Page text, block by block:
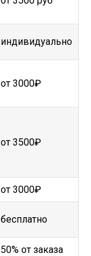
индивидуально
от 3000₽
от 3500₽
от 3000₽
бесплатно
50% от заказа